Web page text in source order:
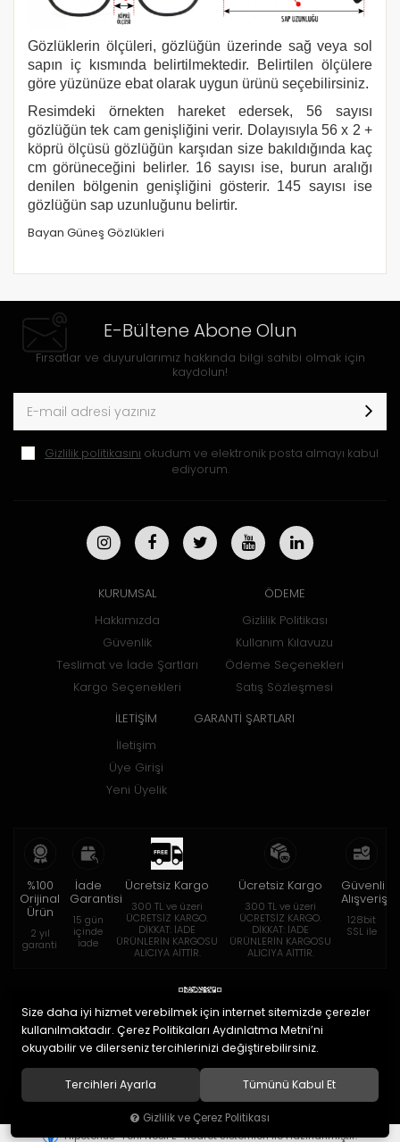
Gözlüklerin ölçüleri, gözlüğün üzerinde sağ veya sol
sapın iç kısmında belirtilmektedir. Belirtilen ölçülere
göre yüzünüze ebat olarak uygun ürünü seçebilirsiniz.
Resimdeki örnekten hareket edersek, 56 sayısı
gözlüğün tek cam genişliğini verir. Dolayısıyla 56 x 2 +
köprü ölçüsü gözlüğün karşıdan size bakıldığında kaç
cm görüneceğini belirler. 16 sayısı ise, burun aralığı
denilen bölgenin genişliğini gösterir. 145 sayısı ise
gözlüğün sap uzunluğunu belirtir.
Bayan Güneş Gözlükleri
E-Bültene Abone Olun
Fırsatlar ve duyurularımız hakkında bilgi sahibi olmak için
kaydolun!
Gizlilik politikasını okudum ve elektronik posta almayı kabul
ediyorum.
KURUMSAL
Hakkımızda
Güvenlik
Teslimat ve İade Şartları
Kargo Seçenekleri
ÖDEME
Gizlilik Politikası
Kullanım Kılavuzu
Ödeme Seçenekleri
Satış Sözleşmesi
İLETİŞİM
İletişim
Üye Girişi
Yeni Üyelik
GARANTİ ŞARTLARI
%100
Orijinal
Ürün
2 yıl
garanti
İade
Garantisi
15 gün
içinde
iade
Ücretsiz Kargo
300 TL ve üzeri
ÜCRETSİZ KARGO.
DİKKAT: İADE
ÜRÜNLERİN KARGOSU
ALICIYA AİTTİR.
Ücretsiz Kargo
300 TL ve üzeri
ÜCRETSİZ KARGO.
DİKKAT: İADE
ÜRÜNLERİN KARGOSU
ALICIYA AİTTİR.
Güvenli
Alışveriş
128bit
SSL ile
© 2020Eymen Optik Lens Limited Şirketi. Tüm hakları saklıdır.
Hipotenüs Yeni Nesil E-Ticaret Sistemleri ile Hazırlanmıştır.
Size daha iyi hizmet verebilmek için internet sitemizde çerezler
kullanılmaktadır. Çerez Politikaları Aydınlatma Metni’ni
okuyabilir ve dilerseniz tercihlerinizi değiştirebilirsiniz.
Tercihleri Ayarla Tümünü Kabul Et
Gizlilik ve Çerez Politikası